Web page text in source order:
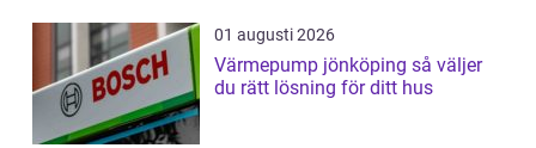
01 augusti 2026
Värmepump jönköping så väljer
du rätt lösning för ditt hus